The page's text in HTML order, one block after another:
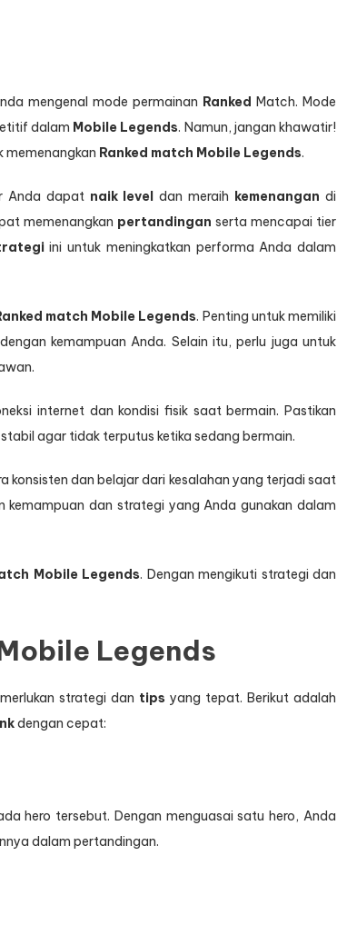
mengenal mode permainan Ranked Match. Mode
dalam Mobile Legends. Namun, jangan khawatir!
memenangkan Ranked match Mobile Legends.
Anda dapat naik level dan meraih kemenangan di
memenangkan pertandingan serta mencapai tier
ini untuk meningkatkan performa Anda dalam
match Mobile Legends. Penting untuk memiliki
kemampuan Anda. Selain itu, perlu juga untuk
internet dan kondisi fisik saat bermain. Pastikan
agar tidak terputus ketika sedang bermain.
konsisten dan belajar dari kesalahan yang terjadi saat
dan strategi yang Anda gunakan dalam
Mobile Legends. Dengan mengikuti strategi dan
Legends
strategi dan tips yang tepat. Berikut adalah
dengan cepat:
hero tersebut. Dengan menguasai satu hero, Anda
dalam pertandingan.